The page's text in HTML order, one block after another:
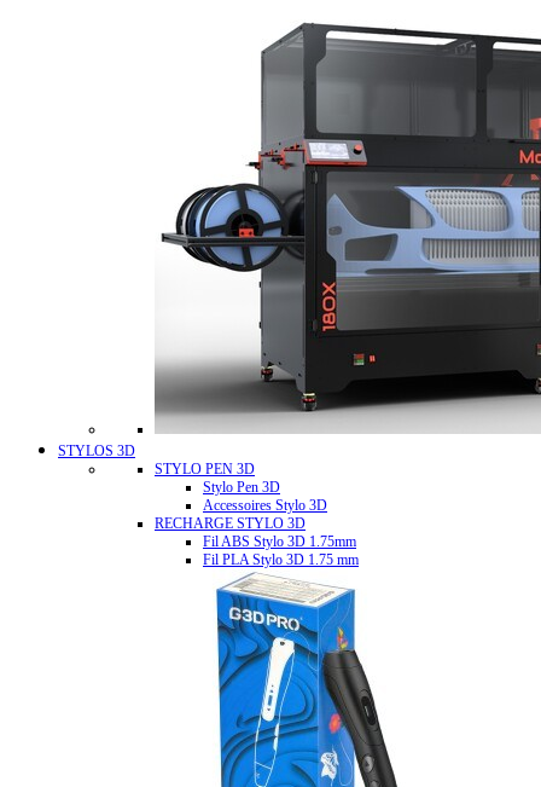
STYLOS 3D
STYLO PEN 3D
Stylo Pen 3D
Accessoires Stylo 3D
RECHARGE STYLO 3D
Fil ABS Stylo 3D 1.75mm
Fil PLA Stylo 3D 1.75 mm